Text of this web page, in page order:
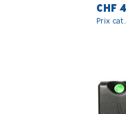
CHF
Prix cat.